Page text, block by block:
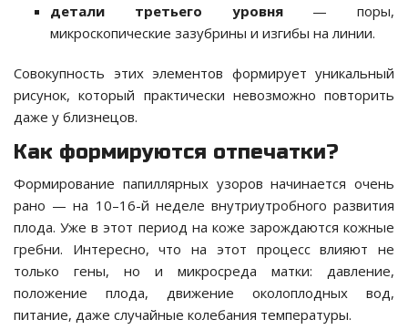
детали третьего уровня— поры,
микроскопические зазубрины и изгибы на линии.
Совокупность этих элементов формирует уникальный
рисунок, который практически невозможно повторить
даже у близнецов.
Как формируются отпечатки?
Формирование папиллярных узоров начинается очень
рано — на 10–16-й неделе внутриутробного развития
плода. Уже в этот период на коже зарождаются кожные
гребни. Интересно, что на этот процесс влияют не
только гены, но и микросреда матки: давление,
положение плода, движение околоплодных вод,
питание, даже случайные колебания температуры.